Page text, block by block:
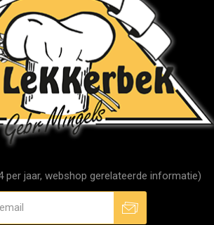
per jaar, webshop gerelateerde informatie)